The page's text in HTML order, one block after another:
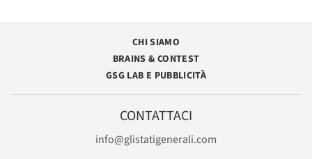
CHI SIAMO
BRAINS & CONTEST
GSG LAB E PUBBLICITÀ
CONTATTACI
info@glistatigenerali.com